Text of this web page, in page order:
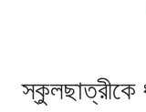
স্কুলছাত্রীকে